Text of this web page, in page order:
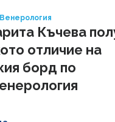
Къчева
отличие на
борд по